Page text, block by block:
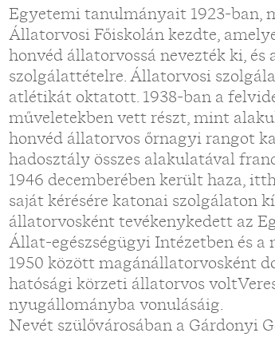
Egyetemi tanulmányait 1923-ban,
Állatorvosi Főiskolán kezdte,
honvéd állatorvossá nevezték ki,
szolgálattételre. Állatorvosi
atlétikát oktatott. 1938-ban a
műveletekben vett részt, mint
honvéd állatorvos őrnagyi rangot
hadosztály összes alakulatával
1946 decemberében került haza,
saját kérésére katonai szolgálaton
állatorvosként tevékenykedett az
Állat-egészségügyi Intézetben és a
1950 között magánállatorvosként
hatósági körzeti állatorvos
nyugállományba vonulásáig.
Nevét szülővárosában a Gárdonyi